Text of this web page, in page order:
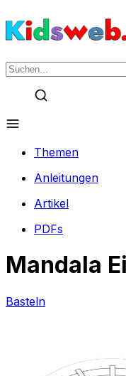
Themen
Anleitungen
Artikel
PDFs
Mandala
Basteln